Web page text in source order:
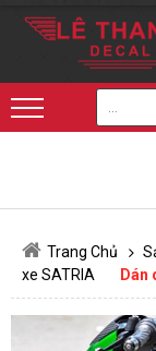
Trang Chủ
xe SATRIA
Dán